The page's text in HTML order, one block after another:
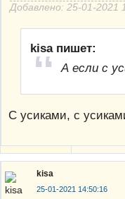
Добавлено: 25-01-2021
kisa пишет:
А если с
С усиками, с
kisa
25-01-2021 14:50:16